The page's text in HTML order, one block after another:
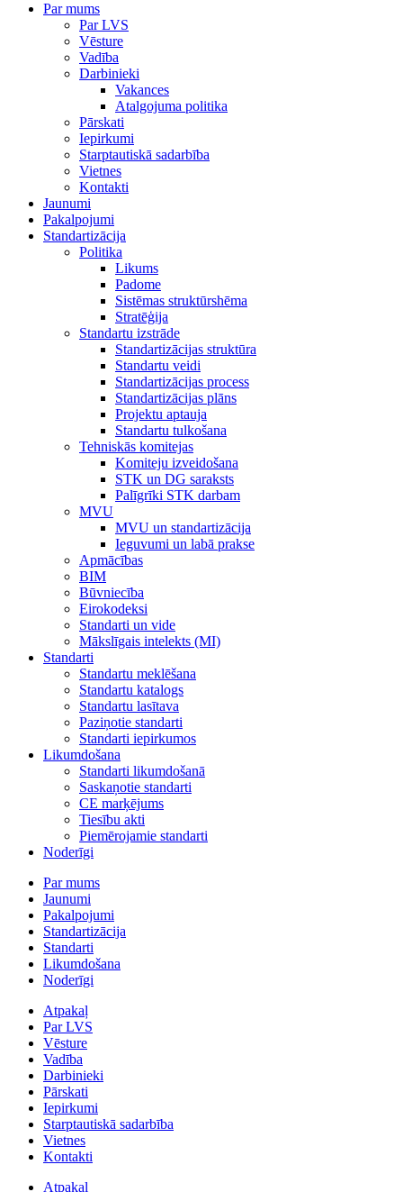
Par mums
Par LVS
Vēsture
Vadība
Darbinieki
Vakances
Atalgojuma politika
Pārskati
Iepirkumi
Starptautiskā sadarbība
Vietnes
Kontakti
Jaunumi
Pakalpojumi
Standartizācija
Politika
Likums
Padome
Sistēmas struktūrshēma
Stratēģija
Standartu izstrāde
Standartizācijas struktūra
Standartu veidi
Standartizācijas process
Standartizācijas plāns
Projektu aptauja
Standartu tulkošana
Tehniskās komitejas
Komiteju izveidošana
STK un DG saraksts
Palīgrīki STK darbam
MVU
MVU un standartizācija
Ieguvumi un labā prakse
Apmācības
BIM
Būvniecība
Eirokodeksi
Standarti un vide
Mākslīgais intelekts (MI)
Standarti
Standartu meklēšana
Standartu katalogs
Standartu lasītava
Paziņotie standarti
Standarti iepirkumos
Likumdošana
Standarti likumdošanā
Saskaņotie standarti
CE marķējums
Tiesību akti
Piemērojamie standarti
Noderīgi
Par mums
Jaunumi
Pakalpojumi
Standartizācija
Standarti
Likumdošana
Noderīgi
Atpakaļ
Par LVS
Vēsture
Vadība
Darbinieki
Pārskati
Iepirkumi
Starptautiskā sadarbība
Vietnes
Kontakti
Atpakaļ